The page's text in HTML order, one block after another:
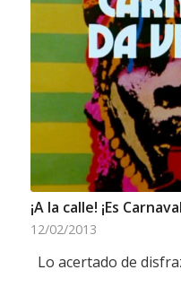
¡A la calle! ¡Es
12/02/2013
Lo acertado de